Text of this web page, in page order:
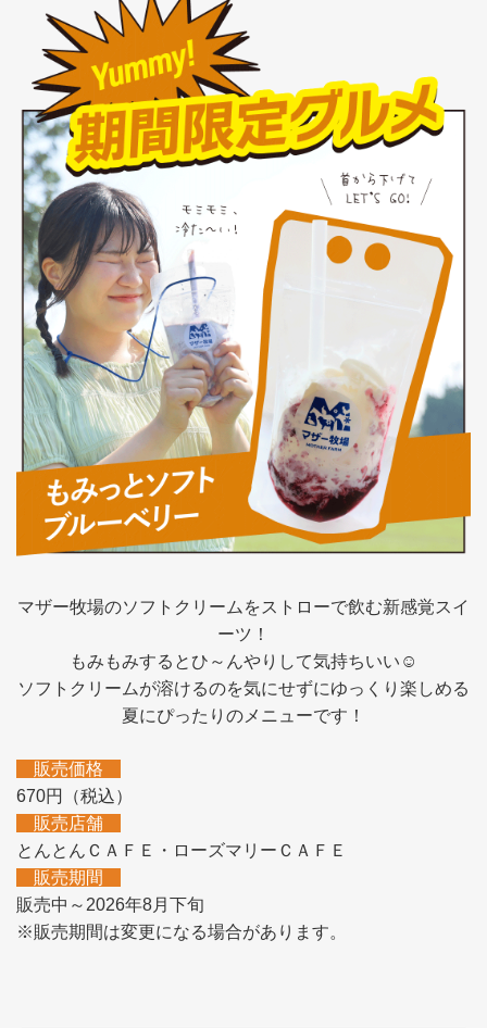
マザー牧場のソフトクリームをストローで飲む新感覚スイ
ーツ！
もみもみするとひ～んやりして気持ちいい☺
ソフトクリームが溶けるのを気にせずにゆっくり楽しめる
夏にぴったりのメニューです！
販売価格
670円（税込）
販売店舗
とんとんＣＡＦＥ・ローズマリーＣＡＦＥ
販売期間
販売中～2026年8月下旬
※販売期間は変更になる場合があります。